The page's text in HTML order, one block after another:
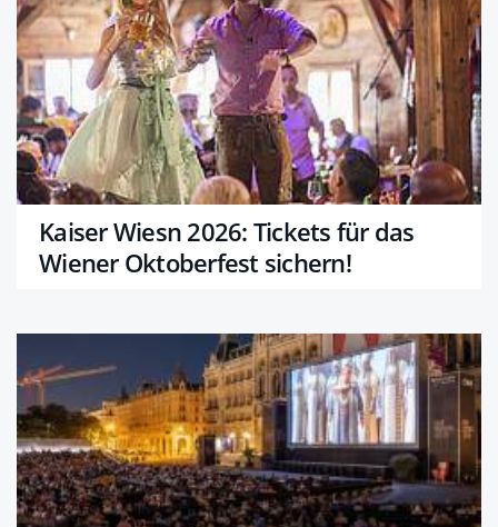
Kaiser Wiesn 2026: Tickets für das
Wiener Oktoberfest sichern!